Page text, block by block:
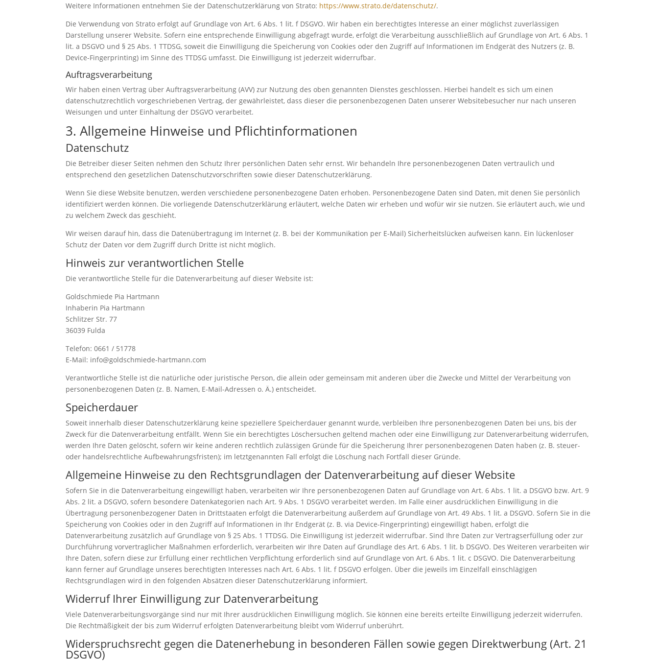
Weitere Informationen entnehmen Sie der Datenschutzerklärung von Strato: https://www.strato.de/datenschutz/.
Die Verwendung von Strato erfolgt auf Grundlage von Art. 6 Abs. 1 lit. f DSGVO. Wir haben ein berechtigtes Interesse an einer möglichst zuverlässigen
Darstellung unserer Website. Sofern eine entsprechende Einwilligung abgefragt wurde, erfolgt die Verarbeitung ausschließlich auf Grundlage von Art. 6 Abs. 1
lit. a DSGVO und § 25 Abs. 1 TTDSG, soweit die Einwilligung die Speicherung von Cookies oder den Zugriff auf Informationen im Endgerät des Nutzers (z. B.
Device-Fingerprinting) im Sinne des TTDSG umfasst. Die Einwilligung ist jederzeit widerrufbar.
Auftragsverarbeitung
Wir haben einen Vertrag über Auftragsverarbeitung (AVV) zur Nutzung des oben genannten Dienstes geschlossen. Hierbei handelt es sich um einen
datenschutzrechtlich vorgeschriebenen Vertrag, der gewährleistet, dass dieser die personenbezogenen Daten unserer Websitebesucher nur nach unseren
Weisungen und unter Einhaltung der DSGVO verarbeitet.
3. Allgemeine Hinweise und Pflicht­informationen
Datenschutz
Die Betreiber dieser Seiten nehmen den Schutz Ihrer persönlichen Daten sehr ernst. Wir behandeln Ihre personenbezogenen Daten vertraulich und
entsprechend den gesetzlichen Datenschutzvorschriften sowie dieser Datenschutzerklärung.
Wenn Sie diese Website benutzen, werden verschiedene personenbezogene Daten erhoben. Personenbezogene Daten sind Daten, mit denen Sie persönlich
identifiziert werden können. Die vorliegende Datenschutzerklärung erläutert, welche Daten wir erheben und wofür wir sie nutzen. Sie erläutert auch, wie und
zu welchem Zweck das geschieht.
Wir weisen darauf hin, dass die Datenübertragung im Internet (z. B. bei der Kommunikation per E-Mail) Sicherheitslücken aufweisen kann. Ein lückenloser
Schutz der Daten vor dem Zugriff durch Dritte ist nicht möglich.
Hinweis zur verantwortlichen Stelle
Die verantwortliche Stelle für die Datenverarbeitung auf dieser Website ist:
Goldschmiede Pia Hartmann
Inhaberin Pia Hartmann
Schlitzer Str. 77
36039 Fulda
Telefon: 0661 / 51778
E-Mail: info@goldschmiede-hartmann.com
Verantwortliche Stelle ist die natürliche oder juristische Person, die allein oder gemeinsam mit anderen über die Zwecke und Mittel der Verarbeitung von
personenbezogenen Daten (z. B. Namen, E-Mail-Adressen o. Ä.) entscheidet.
Speicherdauer
Soweit innerhalb dieser Datenschutzerklärung keine speziellere Speicherdauer genannt wurde, verbleiben Ihre personenbezogenen Daten bei uns, bis der
Zweck für die Datenverarbeitung entfällt. Wenn Sie ein berechtigtes Löschersuchen geltend machen oder eine Einwilligung zur Datenverarbeitung widerrufen,
werden Ihre Daten gelöscht, sofern wir keine anderen rechtlich zulässigen Gründe für die Speicherung Ihrer personenbezogenen Daten haben (z. B. steuer-
oder handelsrechtliche Aufbewahrungsfristen); im letztgenannten Fall erfolgt die Löschung nach Fortfall dieser Gründe.
Allgemeine Hinweise zu den Rechtsgrundlagen der Datenverarbeitung auf dieser Website
Sofern Sie in die Datenverarbeitung eingewilligt haben, verarbeiten wir Ihre personenbezogenen Daten auf Grundlage von Art. 6 Abs. 1 lit. a DSGVO bzw. Art. 9
Abs. 2 lit. a DSGVO, sofern besondere Datenkategorien nach Art. 9 Abs. 1 DSGVO verarbeitet werden. Im Falle einer ausdrücklichen Einwilligung in die
Übertragung personenbezogener Daten in Drittstaaten erfolgt die Datenverarbeitung außerdem auf Grundlage von Art. 49 Abs. 1 lit. a DSGVO. Sofern Sie in die
Speicherung von Cookies oder in den Zugriff auf Informationen in Ihr Endgerät (z. B. via Device-Fingerprinting) eingewilligt haben, erfolgt die
Datenverarbeitung zusätzlich auf Grundlage von § 25 Abs. 1 TTDSG. Die Einwilligung ist jederzeit widerrufbar. Sind Ihre Daten zur Vertragserfüllung oder zur
Durchführung vorvertraglicher Maßnahmen erforderlich, verarbeiten wir Ihre Daten auf Grundlage des Art. 6 Abs. 1 lit. b DSGVO. Des Weiteren verarbeiten wir
Ihre Daten, sofern diese zur Erfüllung einer rechtlichen Verpflichtung erforderlich sind auf Grundlage von Art. 6 Abs. 1 lit. c DSGVO. Die Datenverarbeitung
kann ferner auf Grundlage unseres berechtigten Interesses nach Art. 6 Abs. 1 lit. f DSGVO erfolgen. Über die jeweils im Einzelfall einschlägigen
Rechtsgrundlagen wird in den folgenden Absätzen dieser Datenschutzerklärung informiert.
Widerruf Ihrer Einwilligung zur Datenverarbeitung
Viele Datenverarbeitungsvorgänge sind nur mit Ihrer ausdrücklichen Einwilligung möglich. Sie können eine bereits erteilte Einwilligung jederzeit widerrufen.
Die Rechtmäßigkeit der bis zum Widerruf erfolgten Datenverarbeitung bleibt vom Widerruf unberührt.
Widerspruchsrecht gegen die Datenerhebung in besonderen Fällen sowie gegen Direktwerbung (Art. 21
DSGVO)